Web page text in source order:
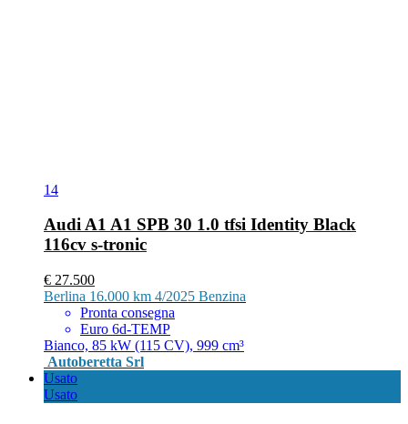
14
Audi A1 A1 SPB 30 1.0 tfsi Identity Black
116cv s-tronic
€ 27.500
Berlina 16.000 km 4/2025 Benzina
Pronta consegna
Euro 6d-TEMP
Bianco, 85 kW (115 CV), 999 cm³
Autoberetta Srl
Usato
Usato